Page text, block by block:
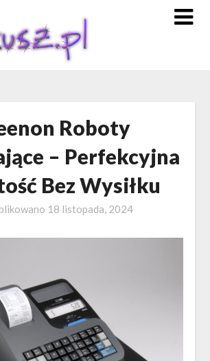
Roboty
– Perfekcyjna
Bez Wysiłku
18 listopada, 2024